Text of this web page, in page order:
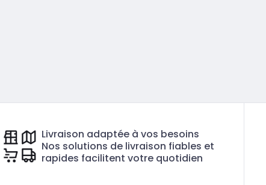
Livraison adaptée à vos besoins
Nos solutions de livraison fiables et
rapides facilitent votre quotidien